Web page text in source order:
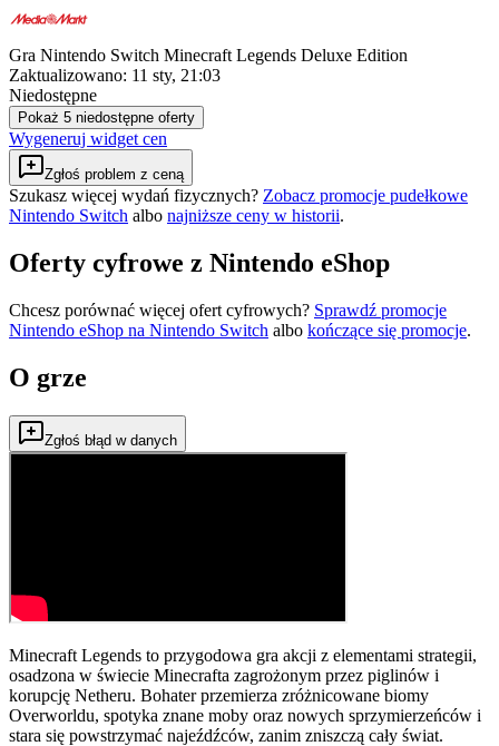
Gra Nintendo Switch Minecraft Legends Deluxe Edition
Zaktualizowano: 11 sty, 21:03
Niedostępne
Pokaż 5 niedostępne oferty
Wygeneruj widget cen
Zgłoś problem z ceną
Szukasz więcej wydań fizycznych? Zobacz promocje pudełkowe
Nintendo Switch albo najniższe ceny w historii.
Oferty cyfrowe z Nintendo eShop
Chcesz porównać więcej ofert cyfrowych? Sprawdź promocje
Nintendo eShop na Nintendo Switch albo kończące się promocje.
O grze
Zgłoś błąd w danych
Minecraft Legends to przygodowa gra akcji z elementami strategii,
osadzona w świecie Minecrafta zagrożonym przez piglinów i
korupcję Netheru. Bohater przemierza zróżnicowane biomy
Overworldu, spotyka znane moby oraz nowych sprzymierzeńców i
stara się powstrzymać najeźdźców, zanim zniszczą cały świat.